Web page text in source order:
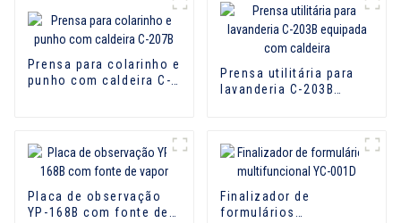
Prensa para colarinho e
punho com caldeira C-
Prensa utilitária para
lavanderia C-203B
Placa de observação
YP-168B com fonte de
Finalizador de
formulários